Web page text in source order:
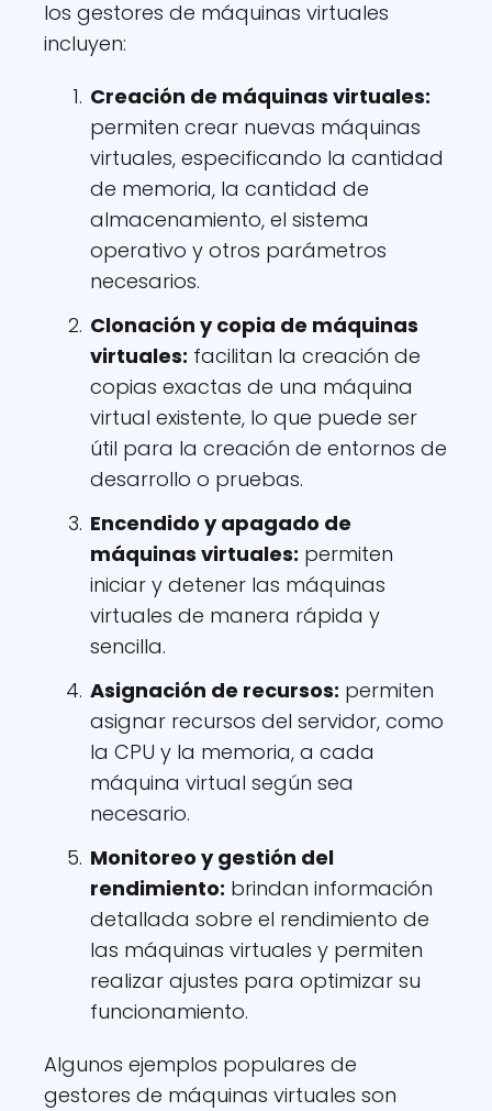
los gestores de máquinas virtuales
incluyen:
Creación de máquinas virtuales:
permiten crear nuevas máquinas
virtuales, especificando la cantidad
de memoria, la cantidad de
almacenamiento, el sistema
operativo y otros parámetros
necesarios.
Clonación y copia de máquinas
virtuales: facilitan la creación de
copias exactas de una máquina
virtual existente, lo que puede ser
útil para la creación de entornos de
desarrollo o pruebas.
Encendido y apagado de
máquinas virtuales: permiten
iniciar y detener las máquinas
virtuales de manera rápida y
sencilla.
Asignación de recursos: permiten
asignar recursos del servidor, como
la CPU y la memoria, a cada
máquina virtual según sea
necesario.
Monitoreo y gestión del
rendimiento: brindan información
detallada sobre el rendimiento de
las máquinas virtuales y permiten
realizar ajustes para optimizar su
funcionamiento.
Algunos ejemplos populares de
gestores de máquinas virtuales son